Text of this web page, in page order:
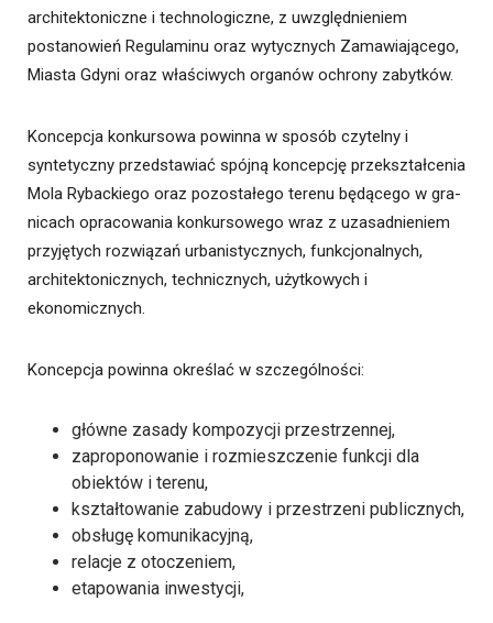
architektoniczne i technologiczne, z uwzględnieniem
postanowień Regulaminu oraz wytycznych Zamawiającego,
Miasta Gdyni oraz właściwych organów ochrony zabytków.
Koncepcja konkursowa powinna w sposób czytelny i
syntetyczny przedstawiać spójną koncepcję przekształcenia
Mola Rybackiego oraz pozostałego terenu będącego w gra-
nicach opracowania konkursowego wraz z uzasadnieniem
przyjętych rozwiązań urbanistycznych, funkcjonalnych,
architektonicznych, technicznych, użytkowych i
ekonomicznych.
Koncepcja powinna określać w szczególności:
główne zasady kompozycji przestrzennej,
zaproponowanie i rozmieszczenie funkcji dla
obiektów i terenu,
kształtowanie zabudowy i przestrzeni publicznych,
obsługę komunikacyjną,
relacje z otoczeniem,
etapowania inwestycji,